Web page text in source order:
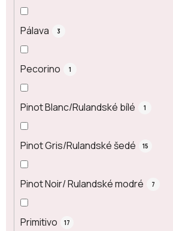
Pálava 3
Pecorino 1
Pinot Blanc/Rulandské bílé 1
Pinot Gris/Rulandské šedé 15
Pinot Noir/ Rulandské modré 7
Primitivo 17